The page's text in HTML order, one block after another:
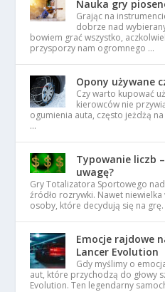
Nauka gry
Grając na
dobrze nad
bowiem grać wszystko,
przysporzy nam ogromnego …
Opony używane
Czy warto kupować
kierowców nie
ogumienia auta, często jeżdżą
…
Typowanie liczb
uwagę?
Gry Totalizatora Sportowego
źródło rozrywki. Nawet
osoby, które decydują się na
Emocje rajdowe
Lancer Evolution
Gdy myślimy o
aut, które przychodzą do głowy
Evolution. Ten legendarny